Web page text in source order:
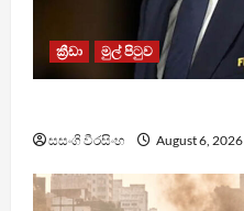
ක්‍රීඩා මුල් පිටුව
සසංගි වීරසිංහ August 6, 2026